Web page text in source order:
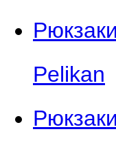
Рюкзаки
Pelikan
Рюкзаки